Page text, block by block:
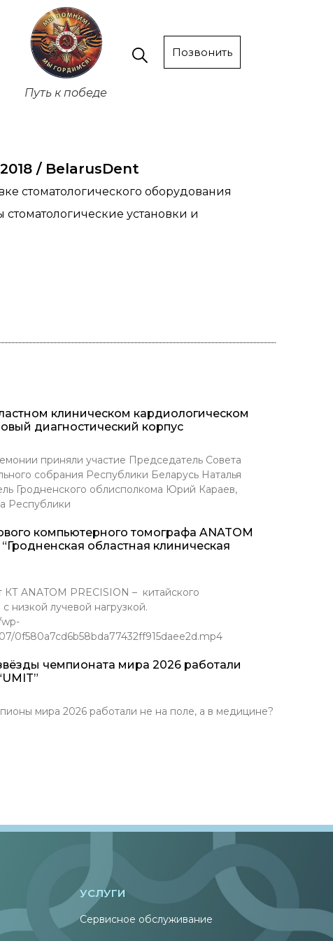
Путь к победе
Позвонить
/ BelarusDent
стоматологического оборудования
установки и
клиническом кардиологическом
диагностический корпус
приняли участие Председатель Совета
собрания Республики Беларусь Наталья
Гродненского облисполкома Юрий Караев,
Республики
компьютерного томографа ANATOM
“Гродненская областная клиническая
ANATOM PRECISION – китайского
низкой лучевой нагрузкой.
0f580a7cd6b58bda77432ff915daee2d.mp4
чемпионата мира 2026 работали
мира 2026 работали не на поле, а в медицине?
УСЛУГИ
Сервисное обслуживание